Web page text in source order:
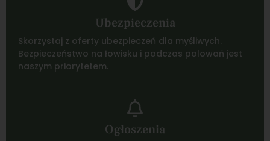
Ubezpieczenia
Skorzystaj z oferty ubezpieczeń dla myśliwych.
Bezpieczeństwo na łowisku i podczas polowań jest
naszym priorytetem.
Ogłoszenia